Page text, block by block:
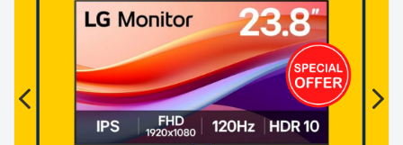
PRODUK TERBARU